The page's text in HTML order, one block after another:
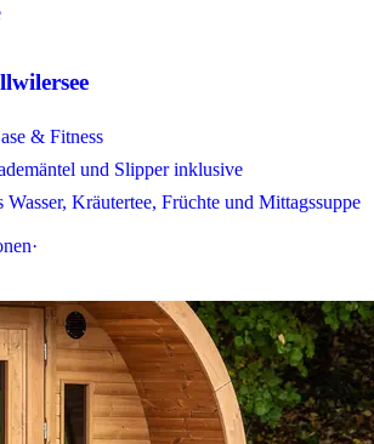
& Fitness
und Slipper inklusive
Wasser, Kräutertee, Früchte und Mittagssuppe
·